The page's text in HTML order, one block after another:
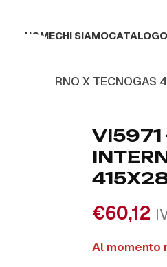
HOMECHI SIAMO
INTERNO X TECNOGAS
VI5971
€60,12
Al momento